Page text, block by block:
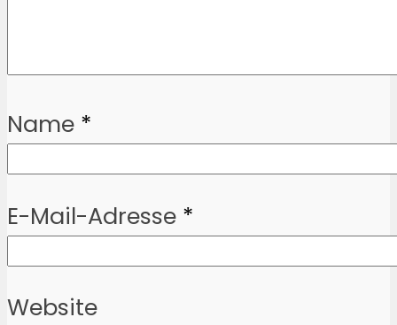
Name *
E-Mail-Adresse *
Website